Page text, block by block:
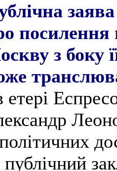
посилення
з боку